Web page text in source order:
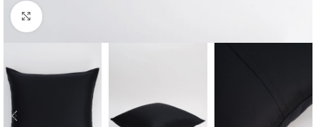
Click to enlarge